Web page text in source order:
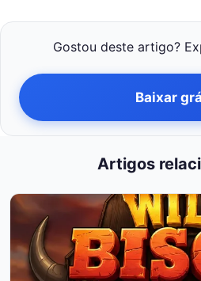
Gostou deste artigo?
Baixar
Artigos